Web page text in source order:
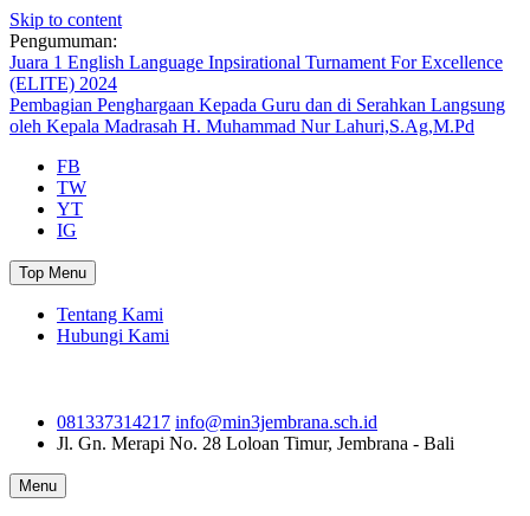
Skip to content
Pengumuman:
Juara 1 English Language Inpsirational Turnament For Excellence
(ELITE) 2024
Pembagian Penghargaan Kepada Guru dan di Serahkan Langsung
oleh Kepala Madrasah H. Muhammad Nur Lahuri,S.Ag,M.Pd
FB
TW
YT
IG
Top Menu
Tentang Kami
Hubungi Kami
081337314217 info@min3jembrana.sch.id
Jl. Gn. Merapi No. 28 Loloan Timur, Jembrana - Bali
Menu